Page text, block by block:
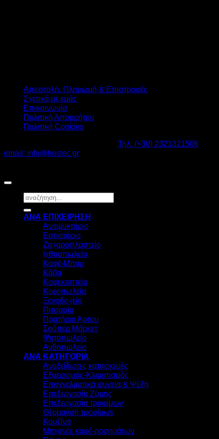
Αποστολή, Πληρωμή & Επιστροφές
Σχετικά με εμάς
Επικοινωνία
Πολιτική Απορρήτου
Πολιτική Cookies
Τηλ. (+30) 2321321506
email: info@hostec.gr
Αναζήτηση
για:
ΑΝΑ ΕΠΙΧΕΙΡΗΣΗ
Αναψυκτήριο
Εστιατόριο
Ζαχαροπλαστείο
Ιχθυοπωλείο
Καφέ-Μπαρ
Κάβα
Καφεκοπτείο
Κρεοπωλείο
Ξενοδοχείο
Πιτσαρία
Πρατήριο Άρτου
Σούπερ Μάρκετ
Ψητοπωλείο
Ανθοπωλείο
ΑΝΑ ΚΑΤΗΓΟΡΙΑ
Ανοξείδωτες κατασκευές
Εξαερισμός-Κλιματισμός
Επαγγελματικά ψυγεία & Ψύξη
Επεξεργασία Ζύμης
Επεξεργασία τροφίμων
Θέρμανση τροφίμων
Κουζίνα
Μηχανές καφέ-ροφημάτων